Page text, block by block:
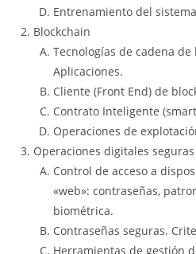
Entrenamiento del
Blockchain
Tecnologías de cadena de
Aplicaciones.
Cliente (Front End) de
Contrato Inteligente
Operaciones de
Operaciones digitales seguras
Control de acceso a
«web»: contraseñas,
biométrica.
Contraseñas seguras.
Herramientas de gestión